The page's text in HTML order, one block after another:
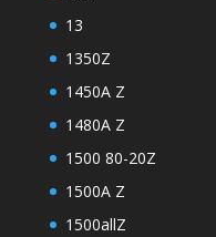
13
1350Z
1450A Z
1480A Z
1500 80-20Z
1500A Z
1500allZ